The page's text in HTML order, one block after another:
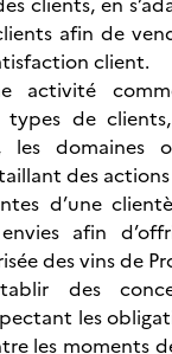
afin de
client.
activité
types de
les domaines
des actions
d’une
afin
des vins de
des
les
les moments